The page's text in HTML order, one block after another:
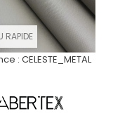
RAPIDE
: CELESTE_METAL